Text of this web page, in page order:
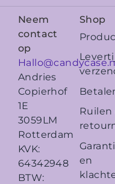
Neem
contact
op
Andries
Copierhof
1E
3059LM
Rotterdam
KVK:
64342948
BTW:
Shop
Ruilen
en